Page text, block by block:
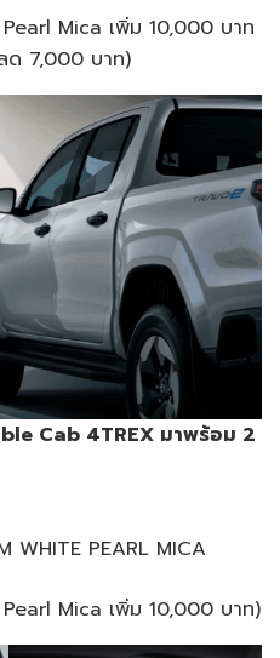
Mica เพิ่ม 10,000 บาท
ด 7,000 บาท)
Cab 4TREX มาพร้อม 2
WHITE PEARL MICA
Mica เพิ่ม 10,000 บาท)